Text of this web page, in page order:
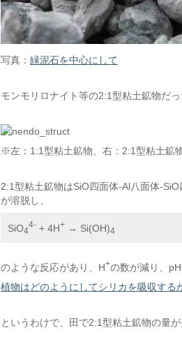
写真： 緑泥石を中心にして
モンモリロナイト等の2:1型粘土鉱物だっ
※左：1:1型粘土鉱物、右：2:1型粘土鉱
2:1型粘土鉱物はSiO四面体-Al八面体-
が溶脱し、
SiO4
4- + 4H+ → Si(OH)4
のような反応があり、H+の数が減り、pH
植物はどのようにしてシリカを吸収する
というわけで、田で2:1型粘土鉱物の量